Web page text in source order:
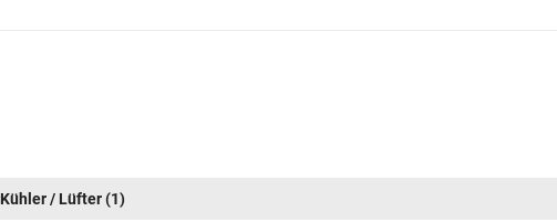
Kühler / Lüfter(1)